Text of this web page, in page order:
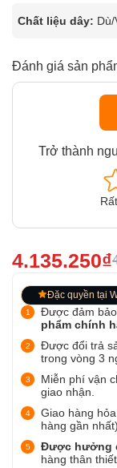
Chất liệu dây: Dù/
Đánh giá sản
Trở thành
4.135.250₫
Đặc quyền tại
Được đảm
phẩm chính
Được đổi trả
trong vòng 3
Miễn phí vận
giao nhận.
Giao hàng
hàng gần nhất)
Được hưởng
hàng thân thiết.